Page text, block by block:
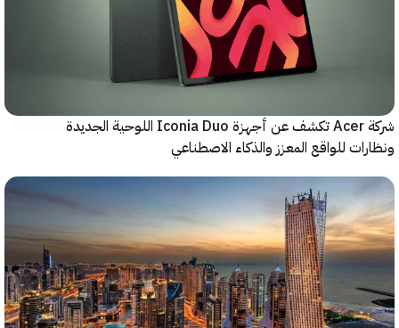
شركة Acer تكشف عن أجهزة Iconia Duo اللوحية الجديدة
للواقع المعزز والذكاء الاصطناعي